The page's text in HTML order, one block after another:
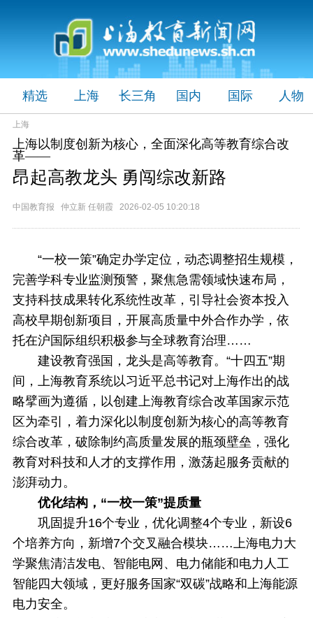
精选 上海 长三角 国内 国际 人物
上海
上海以制度创新为核心，全面深化高等教育综合改
革——
昂起高教龙头 勇闯综改新路
中国教育报 仲立新 任朝霞 2026-02-05 10:20:18
“一校一策”确定办学定位，动态调整招生规模，
完善学科专业监测预警，聚焦急需领域快速布局，
支持科技成果转化系统性改革，引导社会资本投入
高校早期创新项目，开展高质量中外合作办学，依
托在沪国际组织积极参与全球教育治理……
建设教育强国，龙头是高等教育。“十四五”期
间，上海教育系统以习近平总书记对上海作出的战
略擘画为遵循，以创建上海教育综合改革国家示范
区为牵引，着力深化以制度创新为核心的高等教育
综合改革，破除制约高质量发展的瓶颈壁垒，强化
教育对科技和人才的支撑作用，激荡起服务贡献的
澎湃动力。
优化结构，“一校一策”提质量
巩固提升16个专业，优化调整4个专业，新设6
个培养方向，新增7个交叉融合模块……上海电力大
学聚焦清洁发电、智能电网、电力储能和电力人工
智能四大领域，更好服务国家“双碳”战略和上海能源
电力安全。